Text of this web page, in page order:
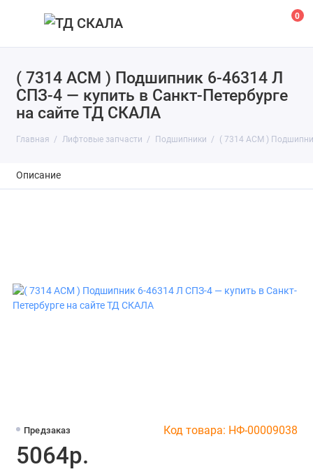
0
( 7314 АСМ ) Подшипник 6-46314 Л
СПЗ-4 — купить в Санкт-Петербурге
на сайте ТД СКАЛА
Главная Лифтовые запчасти Подшипники ( 7314 АСМ )
Описание
Предзаказ Код товара: НФ-00009038
5064р.